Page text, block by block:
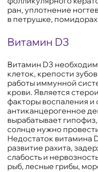
ран, уплотнение
в петрушке,
Витамин D3
Витамин D3
клеток, крепости
работы иммунной
крови. Является
факторы воспаления и
антиканцерогенное
вырабатывает
солнце нужно
Недостаток витамина
развитие рахита,
слабость и
рыб, лесные грибы,